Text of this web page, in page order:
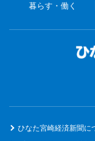
暮らす・働く
ひなた宮崎経済新聞に